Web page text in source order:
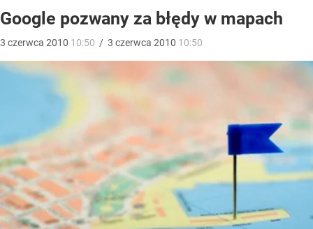
Google pozwany za błędy w mapach
3 czerwca 2010 10:50 / 3 czerwca 2010 10:50